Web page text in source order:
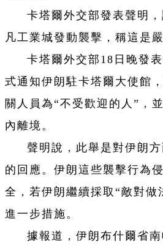
卡塔爾外交部發表聲明
凡工業城發動襲擊，稱這是嚴
卡塔爾外交部18日晚發
式通知伊朗駐卡塔爾大使館
關人員為“不受歡迎的人”，
內離境。
聲明說，此舉是對伊朗
的回應。伊朗這些襲擊行為
全，若伊朗繼續採取“敵對做
進一步措施。
據報道，伊朗布什爾省